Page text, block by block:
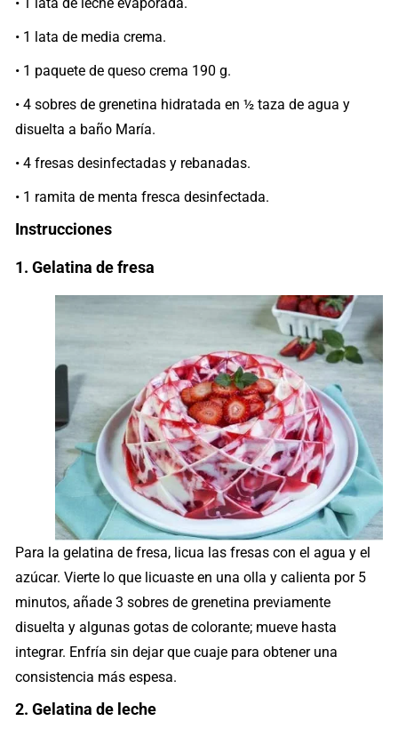
• 1 lata de media crema.
• 1 paquete de queso crema 190 g.
• 4 sobres de grenetina hidratada en ½ taza de agua y
disuelta a baño María.
• 4 fresas desinfectadas y rebanadas.
• 1 ramita de menta fresca desinfectada.
Instrucciones
1. Gelatina de fresa
Para la gelatina de fresa, licua las fresas con el agua y el
azúcar. Vierte lo que licuaste en una olla y calienta por 5
minutos, añade 3 sobres de grenetina previamente
disuelta y algunas gotas de colorante; mueve hasta
integrar. Enfría sin dejar que cuaje para obtener una
consistencia más espesa.
2. Gelatina de leche